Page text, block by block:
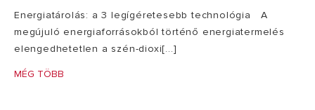
Energiatárolás: a 3 legígéretesebb technológia A
megújuló energiaforrásokból történő energiatermelés
elengedhetetlen a szén-dioxi[...]
MÉG TÖBB